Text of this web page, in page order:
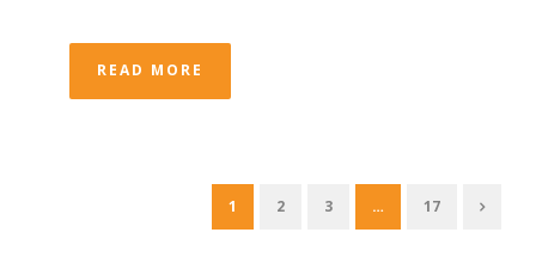
READ MORE
1 2 3 … 17